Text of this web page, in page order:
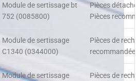
Module de sertissage bt
752 (0085800)
Pièces
Pièces
Module de sertissage
C1340 (0344000)
Pièces de
Module de sertissage Pièces de